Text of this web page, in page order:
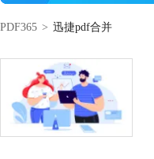
PDF365 > 迅捷pdf合并